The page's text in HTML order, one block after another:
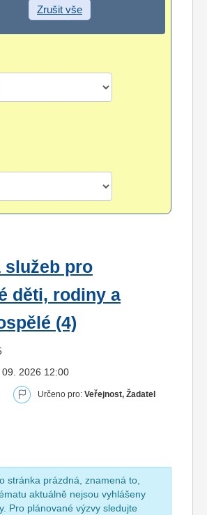
Zrušit vše
služeb pro
děti, rodiny a
(4)
2026 12:00
Určeno pro: Veřejnost, Žadatel
stránka prázdná, znamená to,
aktuálně nejsou vyhlášeny
Pro plánované výzvy sledujte